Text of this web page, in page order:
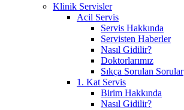
Klinik Servisler
Acil Servis
Servis Hakkında
Servisten Haberler
Nasıl Gidilir?
Doktorlarımız
Sıkça Sorulan Sorular
1. Kat Servis
Birim Hakkında
Nasıl Gidilir?